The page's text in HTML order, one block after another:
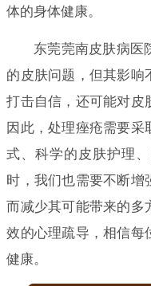
体的身体健康。
东莞莞南皮肤病医
的皮肤问题，但其影响
打击自信，还可能对皮
因此，处理痤疮需要采
式、科学的皮肤护理
时，我们也需要不断增
而减少其可能带来的多
效的心理疏导，相信每
健康。